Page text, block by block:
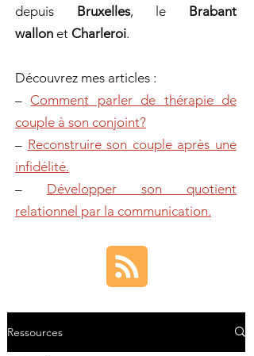
depuis Bruxelles, le Brabant
wallon et Charleroi.
Découvrez mes articles :
– Comment parler de thérapie de
couple à son conjoint?
– Reconstruire son couple après une
infidélité.
– Développer son quotient
relationnel par la communication.
Ressources